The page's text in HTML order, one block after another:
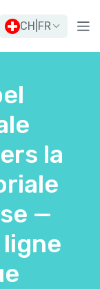
CH FR
la
—